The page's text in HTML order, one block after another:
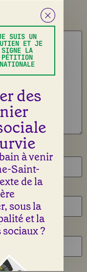
SUIS UN
ET JE
SIGNE LA
PÉTITION
NATIONALE
des
à venir
Saint-
de la
sous la
et la
?